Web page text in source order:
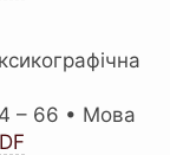
– 66 • Мова